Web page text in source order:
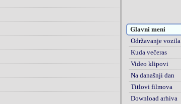
Glavni meni
Održavanje vozila
Kuda večeras
Video klipovi
Na današnji dan
Titlovi filmova
Download arhiva